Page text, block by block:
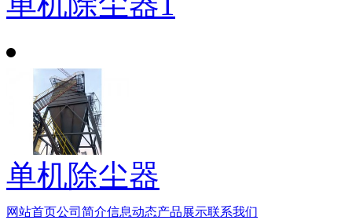
单机除尘器
网站首页公司简介信息动态产品展示联系我们